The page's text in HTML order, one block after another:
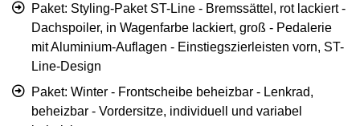
Paket: Styling-Paket ST-Line - Bremssättel, rot lackiert -
Dachspoiler, in Wagenfarbe lackiert, groß - Pedalerie
mit Aluminium-Auflagen - Einstiegszierleisten vorn, ST-
Line-Design
Paket: Winter - Frontscheibe beheizbar - Lenkrad,
beheizbar - Vordersitze, individuell und variabel